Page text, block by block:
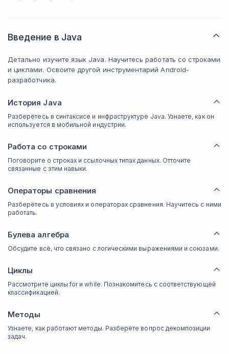
Введение в Java
Детально изучите язык Java. Научитесь работать со строками
и циклами. Освоите другой инструментарий Android-
разработчика.
История Java
Разберётесь в синтаксисе и инфраструктуре Java. Узнаете, как он
используется в мобильной индустрии.
Работа со строками
Поговорите о строках и ссылочных типах данных. Отточите
связанные с этим навыки.
Операторы сравнения
Разберётесь в условиях и операторах сравнения. Научитесь с ними
работать.
Булева алгебра
Обсудите всё, что связано с логическими выражениями и союзами.
Циклы
Рассмотрите циклы for и while. Познакомитесь с соответствующей
классификацией.
Методы
Узнаете, как работают методы. Разберёте вопрос декомпозиции
задач.